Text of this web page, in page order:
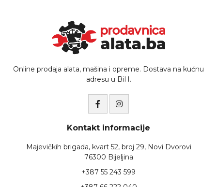
Online prodaja alata, mašina i opreme. Dostava na kućnu
adresu u BiH.
Kontakt informacije
Majevičkih brigada, kvart 52, broj 29, Novi Dvorovi
76300 Bijeljina
+387 55 243 599